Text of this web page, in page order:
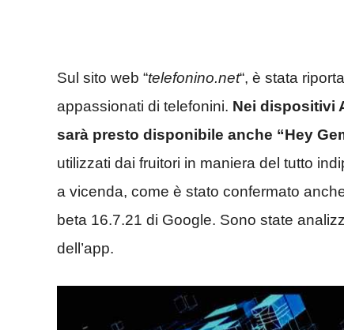
Sul sito web “telefonino.net“, è stata
appassionati di telefonini. Nei dispositivi
sarà presto disponibile anche “Hey
utilizzati dai fruitori in maniera del tutto
a vicenda, come è stato confermato
beta 16.7.21 di Google. Sono state
dell’app.